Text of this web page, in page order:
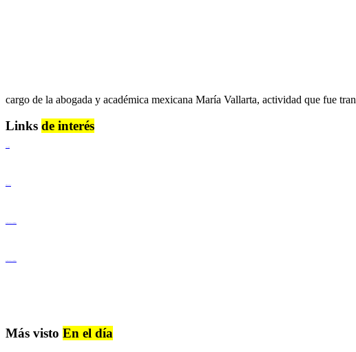
cargo de la abogada y académica mexicana María Vallarta, actividad que fue
Links de interés
Más visto En el día